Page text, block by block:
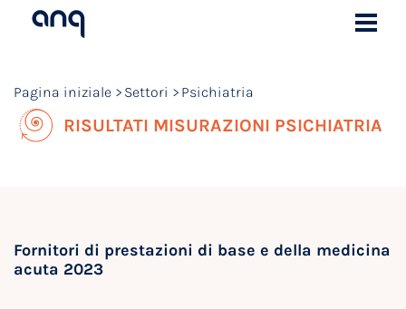
Pagina iniziale Settori Psichiatria
RISULTATI MISURAZIONI PSICHIATRIA
Fornitori di prestazioni di base e della medicina
acuta 2023